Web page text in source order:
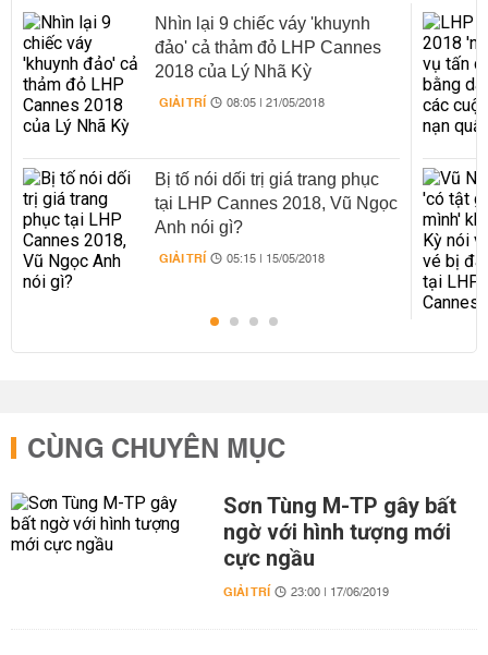
Nhìn lại 9 chiếc váy 'khuynh
đảo' cả thảm đỏ LHP Cannes
2018 của Lý Nhã Kỳ
GIẢI TRÍ 08:05 | 21/05/2018
Bị tố nói dối trị giá trang phục
tại LHP Cannes 2018, Vũ Ngọc
Anh nói gì?
GIẢI TRÍ 05:15 | 15/05/2018
CÙNG CHUYÊN MỤC
Sơn Tùng M-TP gây bất
ngờ với hình tượng mới
cực ngầu
GIẢI TRÍ 23:00 | 17/06/2019